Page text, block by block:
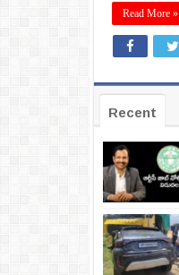
Read More »
Recent